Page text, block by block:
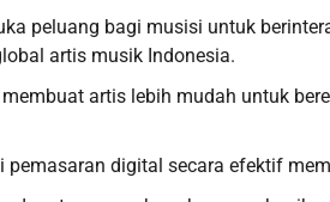
peluang bagi musisi untuk
artis musik Indonesia.
artis lebih mudah untuk
pemasaran digital secara efektif